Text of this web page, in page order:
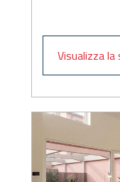
Visualizza la